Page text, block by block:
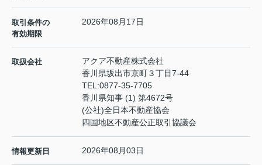
取引条件の
有効期限
2026年08月17日
取扱会社
アクア不動産株式会社
香川県坂出市京町３丁目7-44
TEL:0877-35-7705
香川県知事 (1) 第4672号
(公社)全日本不動産協会
四国地区不動産公正取引協議会
情報更新日 2026年08月03日